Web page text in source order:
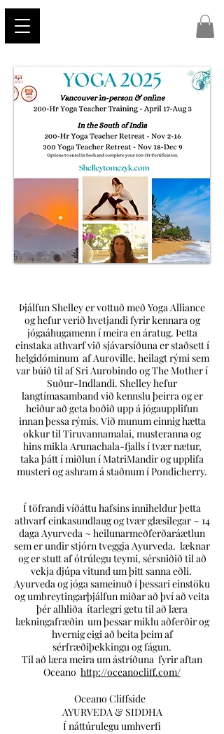
Þjálfun Shelley er vottuð með Yoga Alliance
og hefur verið hvetjandi fyrir kennara og
jógaáhugamenn í meira en áratug. Þetta
einstaka athvarf við sjávarsíðuna er staðsett í
helgidóminum af Auroville, heilagt rými sem
var búið til af Sri Aurobindo og The Mother í
Suður-Indlandi. Shelley hefur
langtímasamband við kennslu þeirra og er
heiður að geta boðið upp á jógaupplifun
innan þessa rýmis. Við munum einnig hætta
okkur til Tiruvannamalai, musteranna og
hins mikla Arunachala-fjalls í tvær nætur,
taka þátt í miðlun í MatriMandir og upplifa
musteri og ashram á staðnum í Pondicherry.
Í töfrandi víðáttu hafsins inniheldur þetta
athvarf einkasundlaug og tvær glæsilegar ~ 14
daga Ayurveda ~ heilunarmeðferðaráætlun
sem er undir stjórn tveggja Ayurveda. læknar
og er stutt af ótrúlegu teymi, sérsniðið til að
vekja djúpa vitund um þitt sanna eðli.
Ayurveda og jóga sameinuð í þessari einstöku
og umbreytingarþjálfun miðar að því að veita
þér alhliða ítarlegri getu til að læra
lækningafræðin um þessar miklu aðferðir og
hvernig eigi að beita þeim af
sérfræðiþekkingu og fágun.
Til að læra meira um ástríðuna fyrir aftan
Oceano http://oceanocliff.com/
Oceano Cliffside
AYURVEDA & SIDDHA
Í náttúrulegu umhverfi